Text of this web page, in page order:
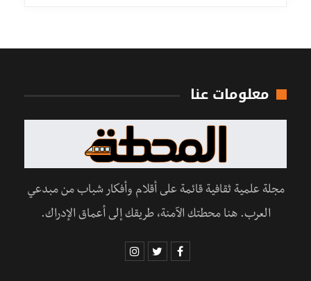
معلومات عنا
مجلة علمية ثقافية قائمة على أقلام وأفكار شباب من مبدعي
العرب. هنا محطتك الآمنة، طريقك إلى أعماق الإدراك.